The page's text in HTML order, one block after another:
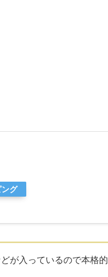
グ
が入っているので本格的